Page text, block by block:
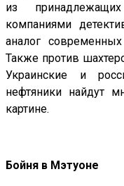
из
компаниями
аналог
Также против
Украинские и
нефтяники найдут
картине.
Бойня в Мэтуоне